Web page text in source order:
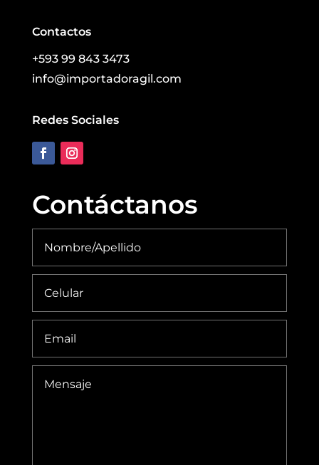
Contactos
+593 99 843 3473
info@importadoragil.com
Redes Sociales
Contáctanos